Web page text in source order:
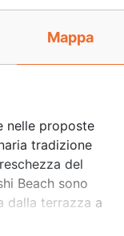
Mappa
nelle proposte
tradizione
del
Beach sono
dalla terrazza a
sul mare, per